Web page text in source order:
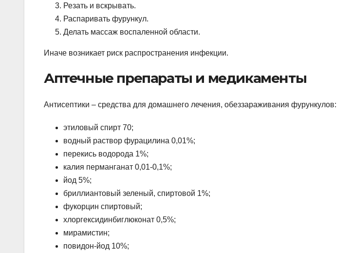
Резать и вскрывать.
Распаривать фурункул.
Делать массаж воспаленной области.
Иначе возникает риск распространения инфекции.
Аптечные препараты и медикаменты
Антисептики – средства для домашнего лечения, обеззараживания фурункулов:
этиловый спирт 70;
водный раствор фурацилина 0,01%;
перекись водорода 1%;
калия перманганат 0,01-0,1%;
йод 5%;
бриллиантовый зеленый, спиртовой 1%;
фукорцин спиртовый;
хлоргексидинбиглюконат 0,5%;
мирамистин;
повидон-йод 10%;